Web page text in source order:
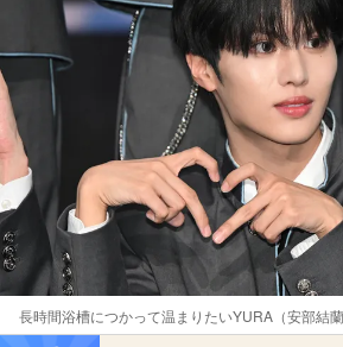
長時間浴槽につかって温まりたいYURA（安部結